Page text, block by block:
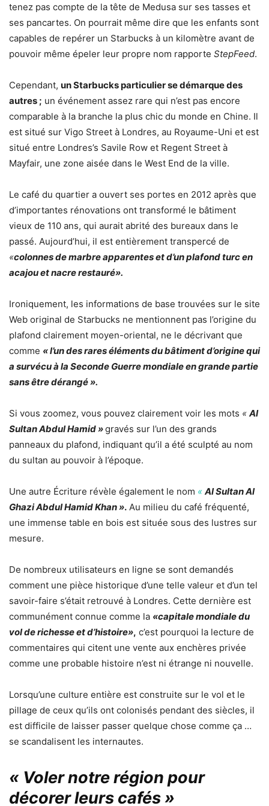
tenez pas compte de la tête de Medusa sur ses tasses et
ses pancartes. On pourrait même dire que les enfants sont
capables de repérer un Starbucks à un kilomètre avant de
pouvoir même épeler leur propre nom rapporte StepFeed.
Cependant, un Starbucks particulier se démarque des
autres ; un événement assez rare qui n’est pas encore
comparable à la branche la plus chic du monde en Chine. Il
est situé sur Vigo Street à Londres, au Royaume-Uni et est
situé entre Londres’s Savile Row et Regent Street à
Mayfair, une zone aisée dans le West End de la ville.
Le café du quartier a ouvert ses portes en 2012 après que
d’importantes rénovations ont transformé le bâtiment
vieux de 110 ans, qui aurait abrité des bureaux dans le
passé. Aujourd’hui, il est entièrement transpercé de
«colonnes de marbre apparentes et d’un plafond turc en
acajou et nacre restauré».
Ironiquement, les informations de base trouvées sur le site
Web original de Starbucks ne mentionnent pas l’origine du
plafond clairement moyen-oriental, ne le décrivant que
comme « l’un des rares éléments du bâtiment d’origine qui
a survécu à la Seconde Guerre mondiale en grande partie
sans être dérangé ».
Si vous zoomez, vous pouvez clairement voir les mots « Al
Sultan Abdul Hamid »gravés sur l’un des grands
panneaux du plafond, indiquant qu’il a été sculpté au nom
du sultan au pouvoir à l’époque.
Une autre Écriture révèle également le nom « Al Sultan Al
Ghazi Abdul Hamid Khan ». Au milieu du café fréquenté,
une immense table en bois est située sous des lustres sur
mesure.
De nombreux utilisateurs en ligne se sont demandés
comment une pièce historique d’une telle valeur et d’un tel
savoir-faire s’était retrouvé à Londres. Cette dernière est
communément connue comme la «capitale mondiale du
vol de richesse et d’histoire», c’est pourquoi la lecture de
commentaires qui citent une vente aux enchères privée
comme une probable histoire n’est ni étrange ni nouvelle.
Lorsqu’une culture entière est construite sur le vol et le
pillage de ceux qu’ils ont colonisés pendant des siècles, il
est difficile de laisser passer quelque chose comme ça …
se scandalisent les internautes.
« Voler notre région pour
décorer leurs cafés »